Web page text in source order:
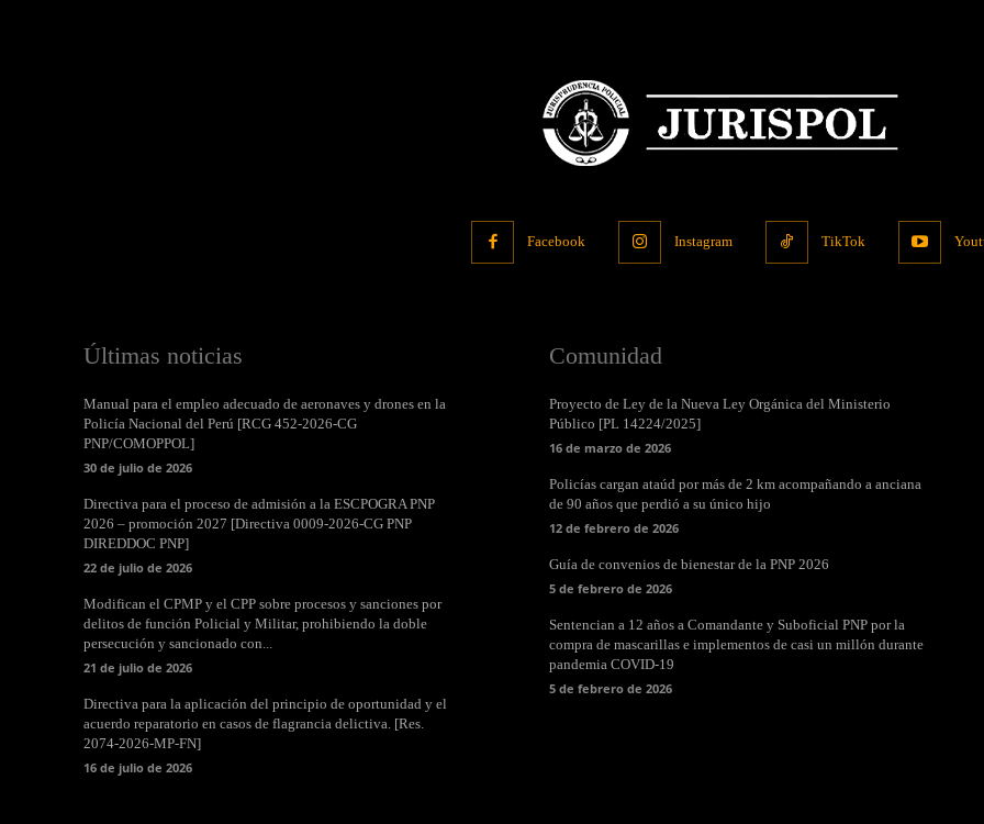
Facebook Instagram TikTok
Últimas noticias
Manual para el empleo adecuado de aeronaves y drones en la
Policía Nacional del Perú [RCG 452-2026-CG
PNP/COMOPPOL]
30 de julio de 2026
Directiva para el proceso de admisión a la ESCPOGRA PNP
2026 – promoción 2027 [Directiva 0009-2026-CG PNP
DIREDDOC PNP]
22 de julio de 2026
Modifican el CPMP y el CPP sobre procesos y sanciones por
delitos de función Policial y Militar, prohibiendo la doble
persecución y sancionado con...
21 de julio de 2026
Directiva para la aplicación del principio de oportunidad y el
acuerdo reparatorio en casos de flagrancia delictiva. [Res.
2074-2026-MP-FN]
16 de julio de 2026
Comunidad
Proyecto de Ley de la Nueva Ley Orgánica del Ministerio
Público [PL 14224/2025]
16 de marzo de 2026
Policías cargan ataúd por más de 2 km acompañando a anciana
de 90 años que perdió a su único hijo
12 de febrero de 2026
Guía de convenios de bienestar de la PNP 2026
5 de febrero de 2026
Sentencian a 12 años a Comandante y Suboficial PNP por la
compra de mascarillas e implementos de casi un millón durante
pandemia COVID-19
5 de febrero de 2026